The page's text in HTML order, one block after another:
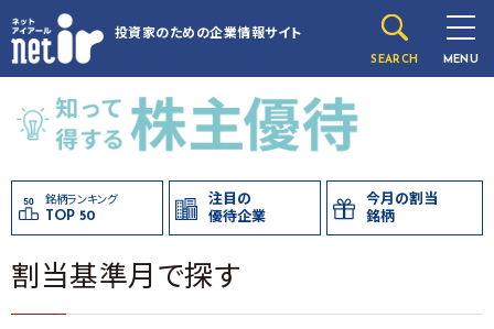
投資家のための企業情報サイト
SEARCH MENU
銘柄ランキング
TOP 50
注目の
優待企業
今月の割当
銘柄
割当基準月で探す